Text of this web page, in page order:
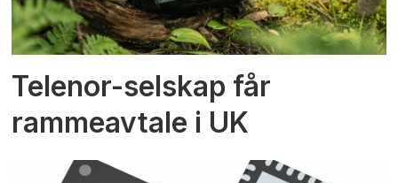
Telenor-selskap får
rammeavtale i UK